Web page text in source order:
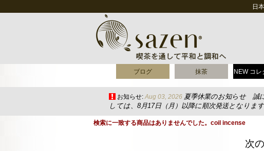
日
ブログ 抹茶 NEW コレ
お知らせ: Aug 03, 2026 夏季休業のお知らせ 誠
しては、8月17日（月）以降に順次発送となりま
検索に一致する商品はありませんでした。coil incense
次